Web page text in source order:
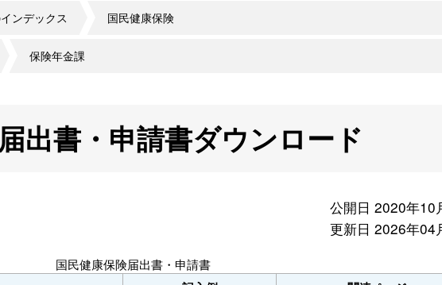
ンデックス 国民健康保険
保険年金課
出書・申請書ダウンロード
公開日 2020年10
更新日 2026年04
国民健康保険届出書・申請書